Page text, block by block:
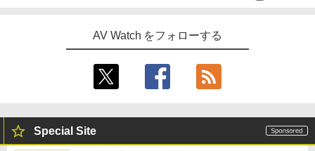
AV Watch をフォローする
Special Site